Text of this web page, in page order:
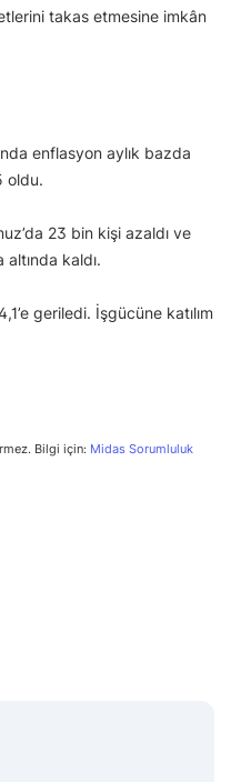
takas etmesine imkân
enflasyon aylık bazda
oldu.
23 bin kişi azaldı ve
kaldı.
geriledi. İşgücüne katılım
Bilgi için: Midas Sorumluluk